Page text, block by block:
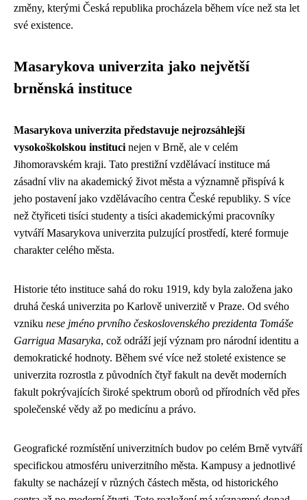
změny, kterými Česká republika procházela během více než sta let
své existence.
Masarykova univerzita jako největší
brněnská instituce
Masarykova univerzita představuje nejrozsáhlejší
vysokoškolskou instituci nejen v Brně, ale v celém
Jihomoravském kraji. Tato prestižní vzdělávací instituce má
zásadní vliv na akademický život města a významně přispívá k
jeho postavení jako vzdělávacího centra České republiky. S více
než čtyřiceti tisíci studenty a tisíci akademickými pracovníky
vytváří Masarykova univerzita pulzující prostředí, které formuje
charakter celého města.
Historie této instituce sahá do roku 1919, kdy byla založena jako
druhá česká univerzita po Karlově univerzitě v Praze. Od svého
vzniku nese jméno prvního československého prezidenta Tomáše
Garrigua Masaryka, což odráží její význam pro národní identitu a
demokratické hodnoty. Během své více než stoleté existence se
univerzita rozrostla z původních čtyř fakult na devět moderních
fakult pokrývajících široké spektrum oborů od přírodních věd přes
společenské vědy až po medicínu a právo.
Geografické rozmístění univerzitních budov po celém Brně vytváří
specifickou atmosféru univerzitního města. Kampusy a jednotlivé
fakulty se nacházejí v různých částech města, od historického